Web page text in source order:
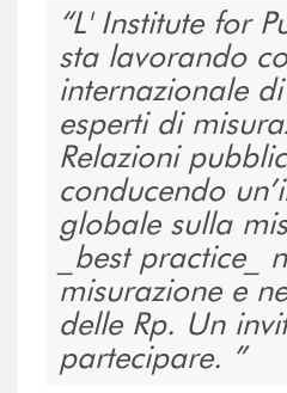
L' Institute for
sta lavorando
internazionale
esperti di
Relazioni
conducendo
globale sulla
_best practice_
misurazione e
delle Rp. Un
partecipare.